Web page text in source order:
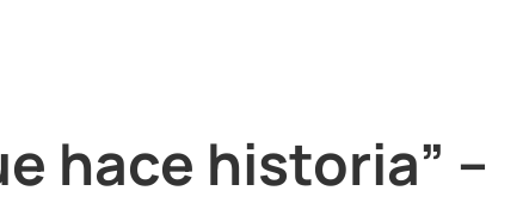
hace historia” –